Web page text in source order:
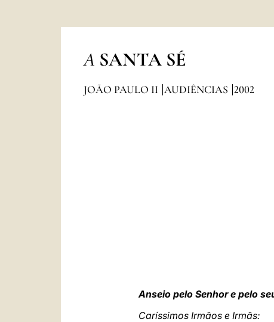
A SANTA SÉ
JOÃO PAULO II AUDIÊNCIAS 2002
Anseio pelo Senhor e pelo
Caríssimos Irmãos e Irmãs: